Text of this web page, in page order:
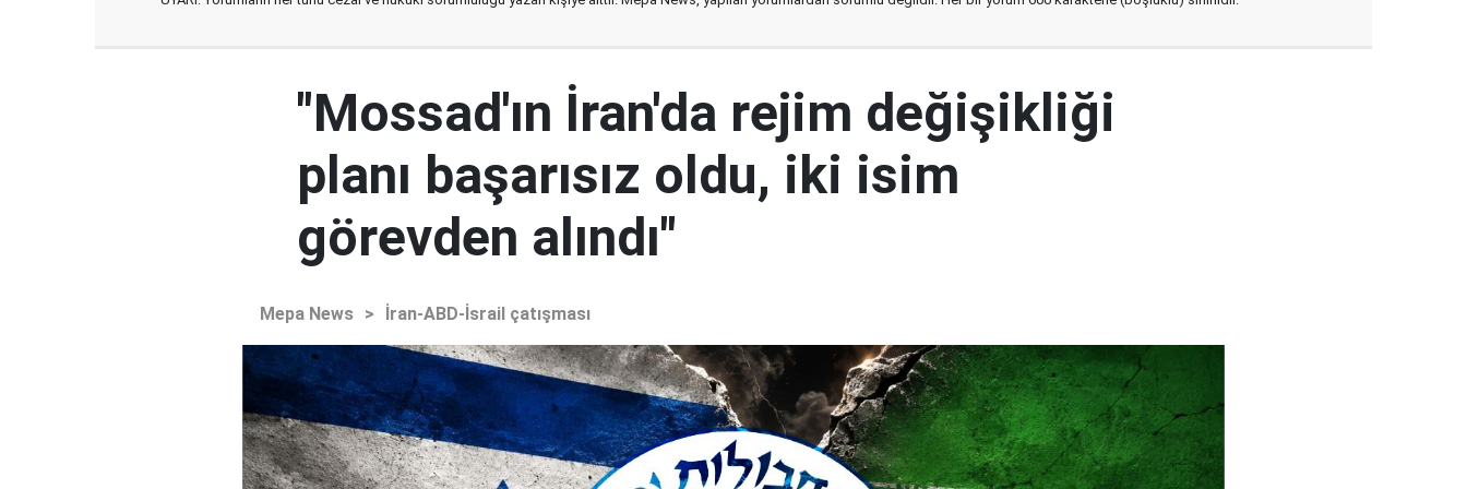
"Mossad'ın İran'da rejim değişikliği
planı başarısız oldu, iki isim
görevden alındı"
Mepa News > İran-ABD-İsrail çatışması